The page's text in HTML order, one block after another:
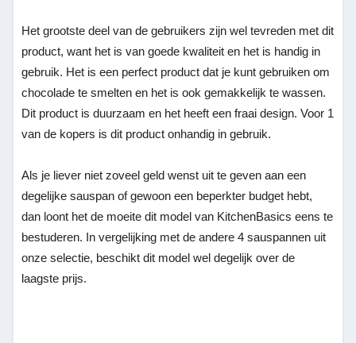
Het grootste deel van de gebruikers zijn wel tevreden met dit
product, want het is van goede kwaliteit en het is handig in
gebruik. Het is een perfect product dat je kunt gebruiken om
chocolade te smelten en het is ook gemakkelijk te wassen.
Dit product is duurzaam en het heeft een fraai design. Voor 1
van de kopers is dit product onhandig in gebruik.
Als je liever niet zoveel geld wenst uit te geven aan een
degelijke sauspan of gewoon een beperkter budget hebt,
dan loont het de moeite dit model van KitchenBasics eens te
bestuderen. In vergelijking met de andere 4 sauspannen uit
onze selectie, beschikt dit model wel degelijk over de
laagste prijs.